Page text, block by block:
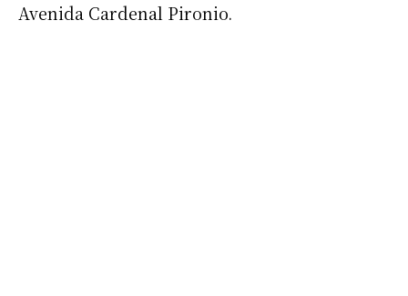
Avenida Cardenal Pironio.